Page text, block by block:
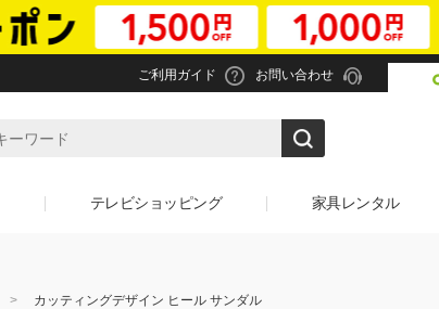
ご利用ガイド お問い合わせ
テレビショッピング 家具レンタル
カッティングデザイン ヒール サンダル